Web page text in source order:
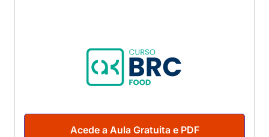
Acede a Aula Gratuita e PDF